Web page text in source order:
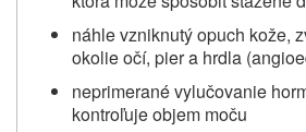
náhle vzniknutý opuch kože,
okolie očí, pier a hrdla
neprimerané vylučovanie
kontroľujeobjem moču